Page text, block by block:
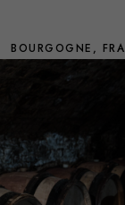
BOURGOGNE,